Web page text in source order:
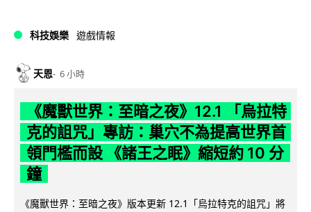
科技娛樂 遊戲情報
天恩 6 小時
《魔獸世界：至暗之夜》12.1 「烏拉特
克的詛咒」專訪：巢穴不為提高世界首
領門檻而設 《諸王之眠》縮短約 10 分
鐘
《魔獸世界：至暗之夜》版本更新 12.1「烏拉特克的詛咒」將